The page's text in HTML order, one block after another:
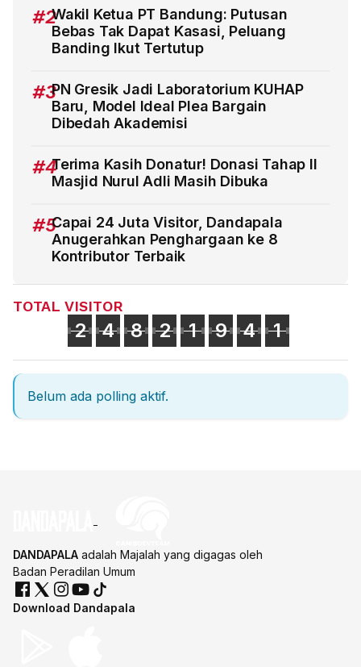
#2Wakil Ketua PT Bandung: Putusan
Bebas Tak Dapat Kasasi, Peluang
Banding Ikut Tertutup
#3PN Gresik Jadi Laboratorium KUHAP
Baru, Model Ideal Plea Bargain
Dibedah Akademisi
#4Terima Kasih Donatur! Donasi Tahap II
Masjid Nurul Adli Masih Dibuka
#5Capai 24 Juta Visitor, Dandapala
Anugerahkan Penghargaan ke 8
Kontributor Terbaik
TOTAL VISITOR
2 4 8 2 1 9 4 1
Belum ada polling aktif.
DANDAPALA adalah Majalah yang digagas oleh
Badan Peradilan Umum
Download Dandapala